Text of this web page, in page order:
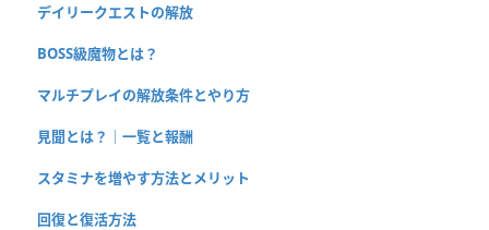
デイリークエストの解放
BOSS級魔物とは？
マルチプレイの解放条件とやり方
見聞とは？｜一覧と報酬
スタミナを増やす方法とメリット
回復と復活方法